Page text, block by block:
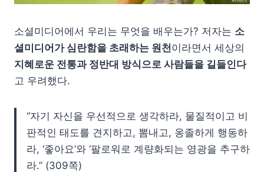
소셜미디어에서 우리는 무엇을 배우는가? 저자는 소
셜미디어가 심란함을 초래하는 원천이라면서 세상의
지혜로운 전통과 정반대 방식으로 사람들을 길들인다
고 우려했다.
“자기 자신을 우선적으로 생각하라, 물질적이고 비
판적인 태도를 견지하고, 뽐내고, 옹졸하게 행동하
라, ‘좋아요’와 ‘팔로워로 계량화되는 영광을 추구하
라.” (309쪽)